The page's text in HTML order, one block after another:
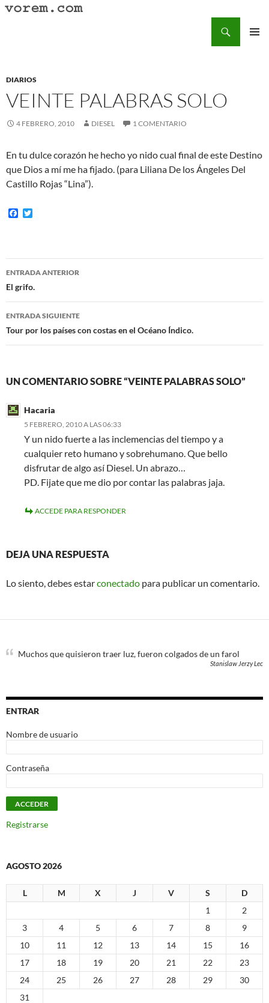
Saltar
DIARIOS
VEINTE PALABRAS SOLO
4 FEBRERO, 2010 DIESEL 1 COMENTARIO
En tu dulce corazón he hecho yo nido cual final de este Destino
que Dios a mí me ha fijado. (para Liliana De los Ángeles Del
Castillo Rojas “Lina”).
F
o
o
e
r
Navegación
de
entradas
ENTRADA ANTERIOR
El grifo.
ENTRADA SIGUIENTE
Tour por los países con costas en el Océano Índico.
UN COMENTARIO SOBRE “VEINTE PALABRAS SOLO”
Hacaria
5 FEBRERO, 2010 A LAS 06:33
Y un nido fuerte a las inclemencias del tiempo y a
cualquier reto humano y sobrehumano. Que bello
disfrutar de algo así Diesel. Un abrazo…
PD. Fijate que me dio por contar las palabras jaja.
ACCEDE PARA RESPONDER
DEJA UNA RESPUESTA
Lo siento, debes estarconectado para publicar un comentario.
Muchos que quisieron traer luz, fueron colgados de un farol
Stanislaw Jerzy Lec
ENTRAR
Nombre de usuario
Contraseña
Registrarse
AGOSTO 2026
L M X J V S
D
1
2
3
4 5 6 7 8
9
10
11 12 13 14 15
16
17
18 19 20 21 22
23
24
25 26 27 28 29
30
31